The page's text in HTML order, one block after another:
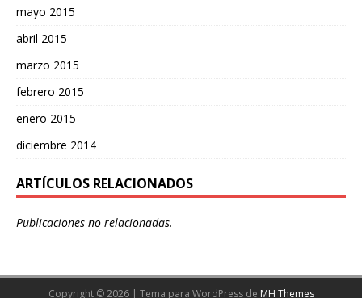
mayo 2015
abril 2015
marzo 2015
febrero 2015
enero 2015
diciembre 2014
ARTÍCULOS RELACIONADOS
Publicaciones no relacionadas.
Copyright © 2026 | Tema para WordPress de MH Themes